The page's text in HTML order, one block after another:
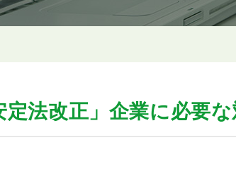
定法改正」企業に必要